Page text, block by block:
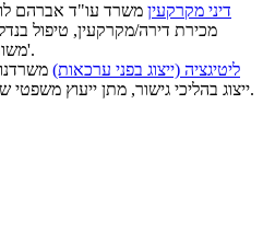
דיני מקרקעין משרד עו"ד אברהם לוי
מכירת דירה/מקרקעין, טיפול
משותף, ייצוג נציגויות ועד בית ודיירים בבית משותף, דיני הגנת הדייר ודמי מפתח, אגודות שיתופיות, ייעוץ משפטי למשקים/נחלות, ייצוג קבלנים, תמ"א 38, ליווי פרוייקטים של נדל"ן וכו'.
ליטיגציה (ייצוג בפני ערכאות)
ייצוג בהליכי גישור, מתן ייעוץ משפטי שוטף בתחומים נרחבים והערכת סיכויי תביעה והגנה, בין היתר, בוחן משרדנו את פתרונות יצירתיים וראויים למניעת התדיינות מיותרת, וזאת בהתאם לאינטרסים של הלקוח ולצרכיו.